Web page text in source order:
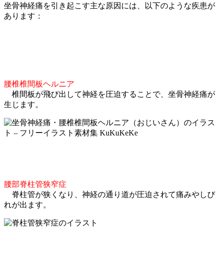
坐骨神経痛を引き起こす主な原因には、以下のような疾患が
あります：
腰椎椎間板ヘルニア
椎間板が飛び出して神経を圧迫することで、坐骨神経痛が
生じます。
腰部脊柱管狭窄症
脊柱管が狭くなり、神経の通り道が圧迫されて痛みやしび
れが出ます。